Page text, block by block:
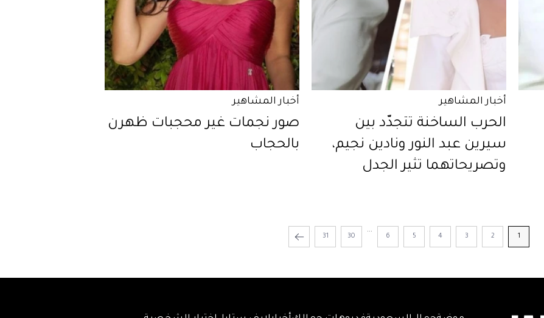
أخبار المشاهير
الحرب الساخنة تتجدّد بين
سيرين عبد النور ونادين نجيم،
وتصريحاتهما تثير الجدل
أخبار المشاهير
صور نجمات غير محجبات ظهرن
بالحجاب
1
2
3
4
5
6
...
30
31